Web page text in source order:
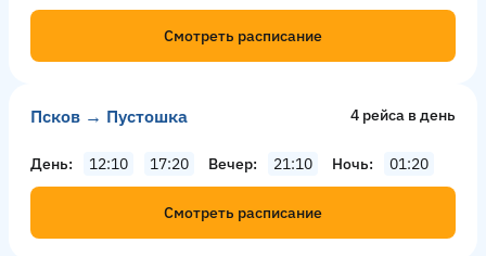
Смотреть расписание
Псков → Пустошка 4 рейсa в день
День 12:10 17:20 Вечер 21:10 Ночь 01:20
Смотреть расписание